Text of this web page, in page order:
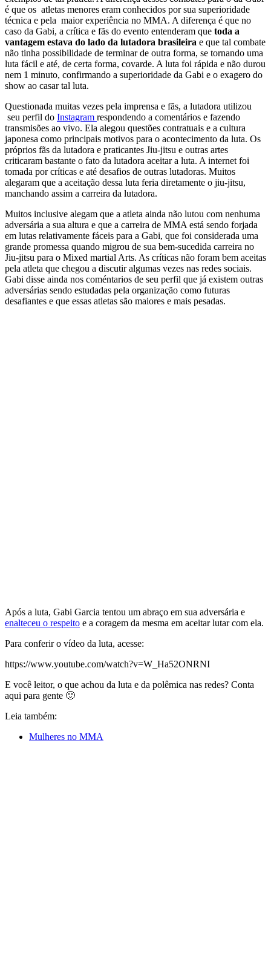
é que os atletas menores eram conhecidos por sua superioridade
técnica e pela maior experiência no MMA. A diferença é que no
caso da Gabi, a crítica e fãs do evento entenderam que toda a
vantagem estava do lado da lutadora brasileira e que tal combate
não tinha possibilidade de terminar de outra forma, se tornando uma
luta fácil e até, de certa forma, covarde. A luta foi rápida e não durou
nem 1 minuto, confirmando a superioridade da Gabi e o exagero do
show ao casar tal luta.
Questionada muitas vezes pela imprensa e fãs, a lutadora utilizou
seu perfil do Instagram respondendo a comentários e fazendo
transmisões ao vivo. Ela alegou questões contratuais e a cultura
japonesa como principais motivos para o acontecimento da luta. Os
próprios fãs da lutadora e praticantes Jiu-jitsu e outras artes
criticaram bastante o fato da lutadora aceitar a luta. A internet foi
tomada por críticas e até desafios de outras lutadoras. Muitos
alegaram que a aceitação dessa luta feria diretamente o jiu-jitsu,
manchando assim a carreira da lutadora.
Muitos inclusive alegam que a atleta ainda não lutou com nenhuma
adversária a sua altura e que a carreira de MMA está sendo forjada
em lutas relativamente fáceis para a Gabi, que foi considerada uma
grande promessa quando migrou de sua bem-sucedida carreira no
Jiu-jitsu para o Mixed martial Arts. As críticas não foram bem aceitas
pela atleta que chegou a discutir algumas vezes nas redes sociais.
Gabi disse ainda nos coméntarios de seu perfil que já existem outras
adversárias sendo estudadas pela organização como futuras
desafiantes e que essas atletas são maiores e mais pesadas.
Após a luta, Gabi Garcia tentou um abraço em sua adversária e
enalteceu o respeito e a coragem da mesma em aceitar lutar com ela.
Para conferir o vídeo da luta, acesse:
https://www.youtube.com/watch?v=W_Ha52ONRNI
E você leitor, o que achou da luta e da polêmica nas redes? Conta
aqui para gente 🙂
Leia também:
Mulheres no MMA